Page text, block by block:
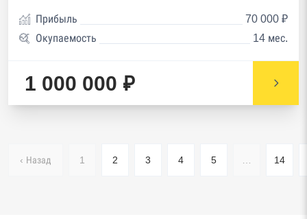
Прибыль
70 000 ₽
Окупаемость
14 мес.
1 000 000 ₽
‹ Назад 1 2 3 4 5 14